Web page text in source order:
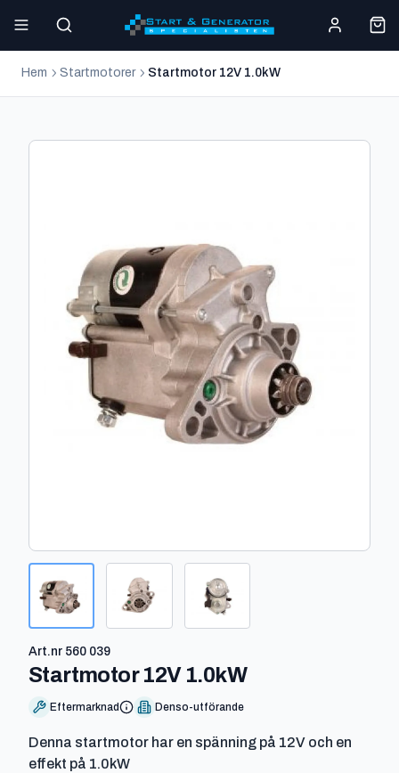
Hem Startmotorer Startmotor 12V 1.0kW
Art.nr 560 039
Startmotor 12V 1.0kW-
Eftermarknad Denso-utförande
Denna startmotor har en spänning på 12V och en
effekt på 1.0kW